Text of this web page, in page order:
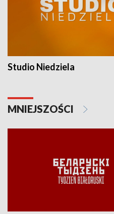
Studio Niedziela
MNIEJSZOŚCI